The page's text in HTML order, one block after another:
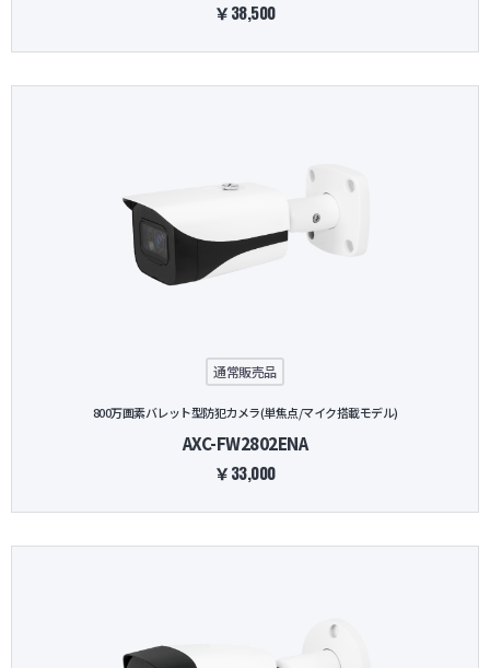
￥38,500
通常販売品
800万画素バレット型防犯カメラ(単焦点/マイク搭載モデル)
AXC-FW2802ENA
￥33,000